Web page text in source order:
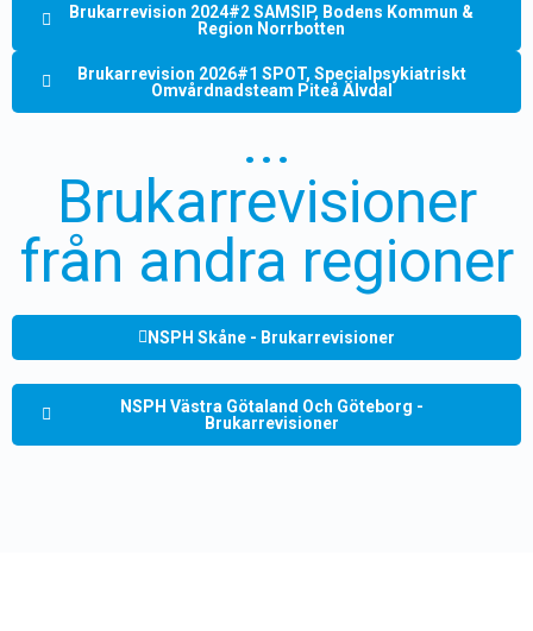
Brukarrevision 2024#2 SAMSIP, Bodens Kommun &
Region Norrbotten
Brukarrevision 2026#1 SPOT, Specialpsykiatriskt
Omvårdnadsteam Piteå Älvdal
...
Brukarrevisioner
från andra regioner
NSPH Skåne - Brukarrevisioner
NSPH Västra Götaland Och Göteborg -
Brukarrevisioner